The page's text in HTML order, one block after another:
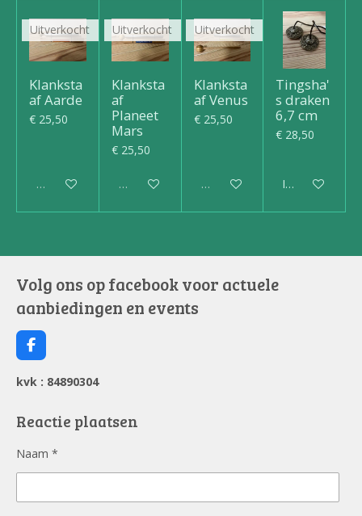
Uitverkocht
Klanksta
af Aarde
€ 25,50
Uitverkocht
Uitverkocht
Klanksta
af
Planeet
Mars
€ 25,50
Uitverkocht
Uitverkocht
Klanksta
af Venus
€ 25,50
Uitverkocht
Tingsha'
s draken
6,7 cm
€ 28,50
In winkelwagen
Volg ons op facebook voor actuele
aanbiedingen en events
F
a
c
e
o
kvk : 84890304
Reactie plaatsen
Naam *